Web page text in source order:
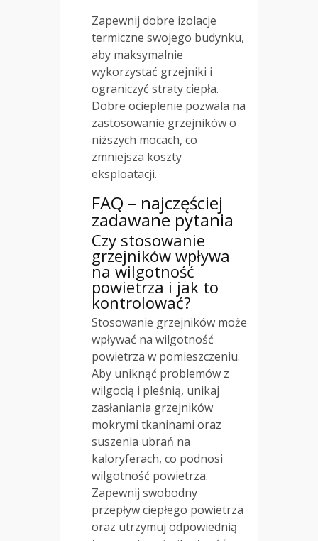
Zapewnij dobre izolacje
termiczne swojego budynku,
aby maksymalnie
wykorzystać grzejniki i
ograniczyć straty ciepła.
Dobre ocieplenie pozwala na
zastosowanie grzejników o
niższych mocach, co
zmniejsza koszty
eksploatacji.
FAQ – najczęściej
zadawane pytania
Czy stosowanie
grzejników wpływa
na wilgotność
powietrza i jak to
kontrolować?
Stosowanie grzejników może
wpływać na wilgotność
powietrza w pomieszczeniu.
Aby uniknąć problemów z
wilgocią i pleśnią, unikaj
zasłaniania grzejników
mokrymi tkaninami oraz
suszenia ubrań na
kaloryferach, co podnosi
wilgotność powietrza.
Zapewnij swobodny
przepływ ciepłego powietrza
oraz utrzymuj odpowiednią